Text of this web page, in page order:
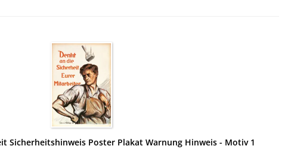
Sicherheitshinweis Poster Plakat Warnung Hinweis - Motiv 1